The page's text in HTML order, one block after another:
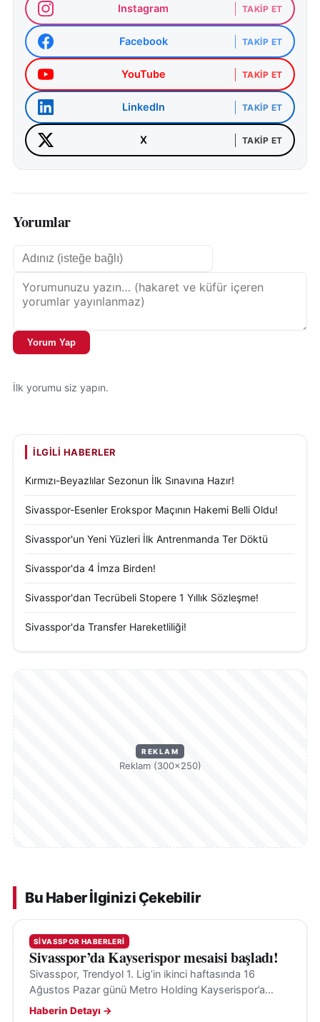
Instagram TAKIP ET
Facebook TAKIP ET
YouTube TAKIP ET
LinkedIn TAKIP ET
X TAKIP ET
Yorumlar
Yorum Yap
İlk yorumu siz yapın.
İLGILI HABERLER
Kırmızı-Beyazlılar Sezonun İlk Sınavına Hazır!
Sivasspor-Esenler Erokspor Maçının Hakemi Belli Oldu!
Sivasspor'un Yeni Yüzleri İlk Antrenmanda Ter Döktü
Sivasspor'da 4 İmza Birden!
Sivasspor'dan Tecrübeli Stopere 1 Yıllık Sözleşme!
Sivasspor'da Transfer Hareketliliği!
REKLAM
Reklam (300×250)
Bu Haber İlginizi Çekebilir
SIVASSPOR HABERLERI
Sivasspor’da Kayserispor mesaisi başladı!
Sivasspor, Trendyol 1. Lig’in ikinci haftasında 16
Ağustos Pazar günü Metro Holding Kayserispor’a
konuk olacak; hedef ilk galibiyet ve transfer takviyeleri.
Haberin Detayı →